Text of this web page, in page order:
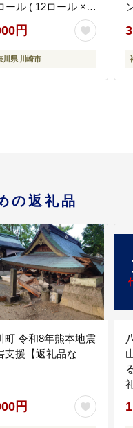
ール ( 12ロール × 6
ク ) シングル100m
円
川県 川崎市
の返礼品
町 令和8年熊本地震
支援【返礼品な
円